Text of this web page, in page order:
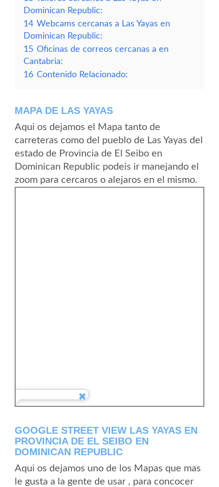
Dominican Republic:
14 Webcams cercanas a Las Yayas en
Dominican Republic:
15 Oficinas de correos cercanas a en
Cantabria:
16 Contenido Relacionado:
MAPA DE LAS YAYAS
Aqui os dejamos el Mapa tanto de
carreteras como del pueblo de Las Yayas del
estado de Provincia de El Seibo en
Dominican Republic podeis ir manejando el
zoom para cercaros o alejaros en el mismo.
GOOGLE STREET VIEW LAS YAYAS EN
PROVINCIA DE EL SEIBO EN
DOMINICAN REPUBLIC
Aqui os dejamos uno de los Mapas que mas
le gusta a la gente de usar , para concocer